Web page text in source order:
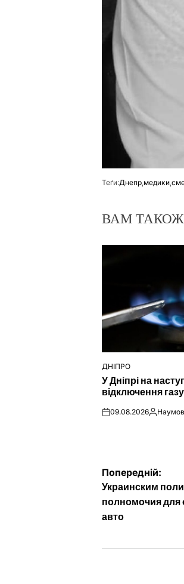
Теґи:Днепр,медики,
ВАМ
ОПУБЛІКУВАТИ
У
ДНІПРО
У Дніпрі на
відключення
on09.08.2026
записів
Попередній:
Украинским
полномочия для
авто